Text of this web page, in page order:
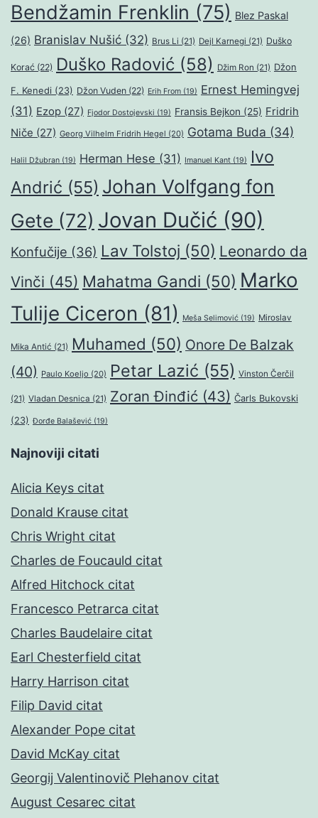
Bendžamin Frenklin (75) Blez Paskal
(26) Branislav Nušić (32) Brus Li (21) Dejl Karnegi (21) Duško
Korać (22) Duško Radović (58) Džim Ron (21) Džon
F. Kenedi (23) Džon Vuden (22) Erih From (19) Ernest Hemingvej
(31) Ezop (27) Fjodor Dostojevski (19) Fransis Bejkon (25) Fridrih
Niče (27) Georg Vilhelm Fridrih Hegel (20) Gotama Buda (34)
Halil Džubran (19) Herman Hese (31) Imanuel Kant (19)
Ivo
Andrić (55) Johan Volfgang fon
Gete (72) Jovan Dučić (90)
Konfučije (36) Lav Tolstoj (50) Leonardo da
Vinči (45) Mahatma Gandi (50) Marko
Tulije Ciceron (81) Meša Selimović (19) Miroslav
Mika Antić (21) Muhamed (50) Onore De Balzak
(40) Paulo Koeljo (20) Petar Lazić (55) Vinston Čerčil
(21) Vladan Desnica (21) Zoran Đinđić (43) Čarls Bukovski
(23) Đorđe Balašević (19)
Najnoviji citati
Alicia Keys citat
Donald Krause citat
Chris Wright citat
Charles de Foucauld citat
Alfred Hitchock citat
Francesco Petrarca citat
Charles Baudelaire citat
Earl Chesterfield citat
Harry Harrison citat
Filip David citat
Alexander Pope citat
David McKay citat
Georgij Valentinovič Plehanov citat
August Cesarec citat